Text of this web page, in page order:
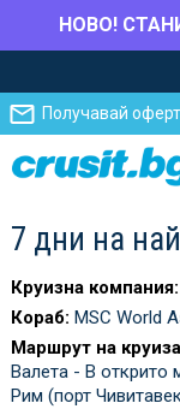
НОВО!
главното
съдържание
Навигацията
Получавай
7 дни на
Круизна компания:
Кораб: MSC World
Маршрут на
Валета - В открито
Рим (порт